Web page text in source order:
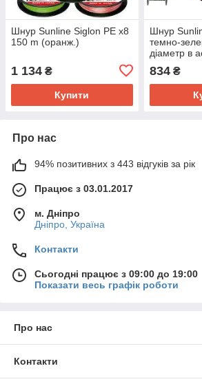
Шнур Sunline Siglon PE х8
150 m (оранж.)
1 134 ₴
Купити
Шнур
темно-
діаметр в
834₴
Про нас
94% позитивних з 443 відгуків за рік
Працює з 03.01.2017
м. Дніпро
Дніпро, Україна
Контакти
Сьогодні працює з 09:00 до 19:00
Показати весь графік роботи
Про нас
Контакти